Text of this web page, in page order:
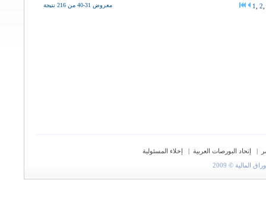
معروض 31-40 من 216 نتيجة 1 2
| إتحاد البورصات العربية |
إخلاء المسئولية
© 2009